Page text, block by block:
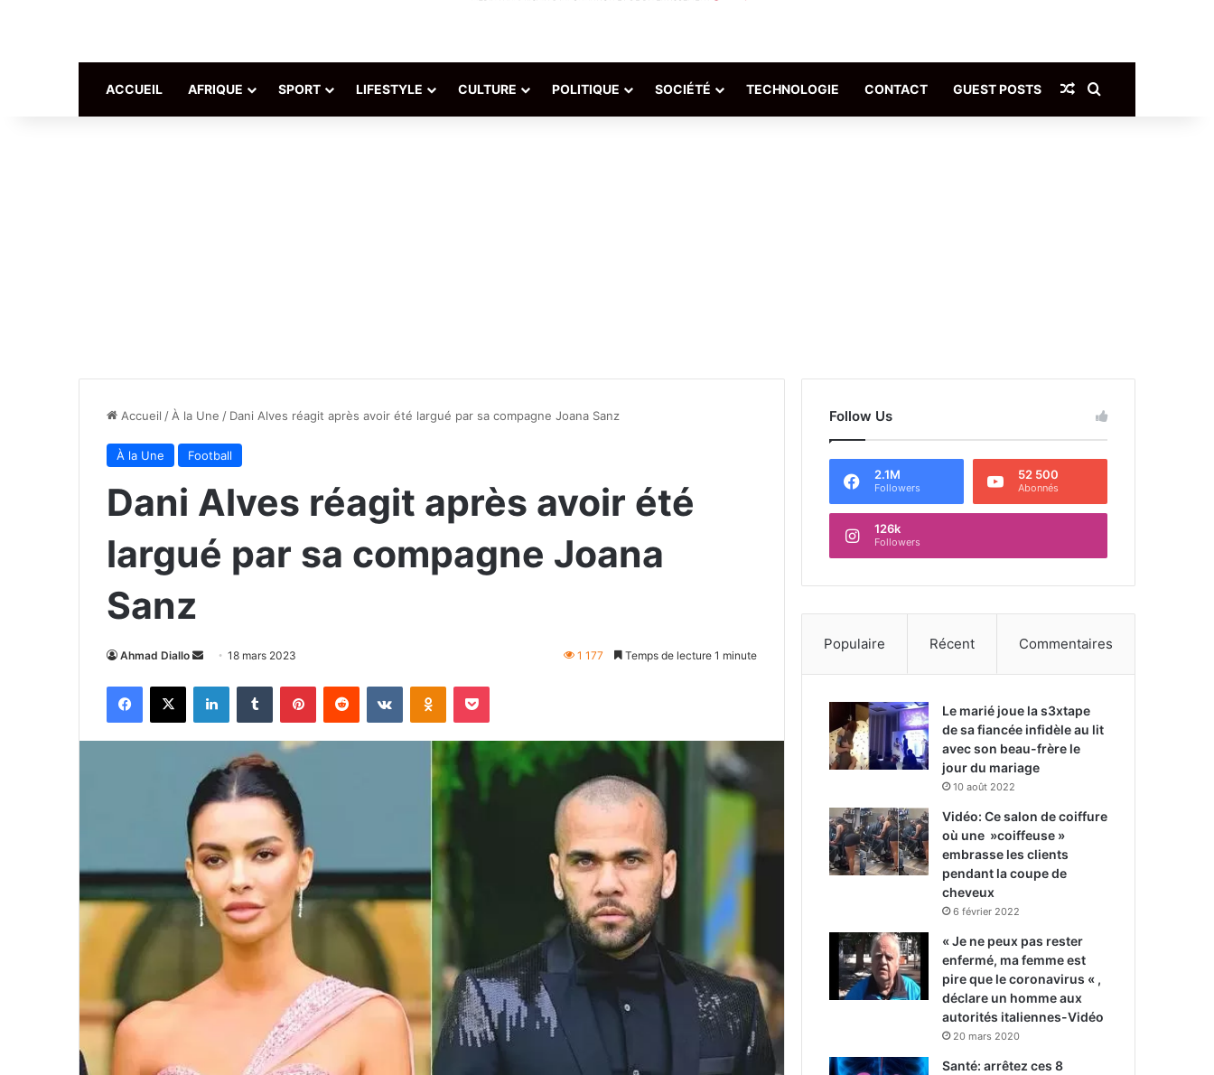
ACCUEIL AFRIQUE SPORT LIFESTYLE CULTURE POLITIQUE SOCIÉTÉ TECHNOLOGIE CONTACT GUEST POSTS Article Aléatoire
Accueil / À la Une / Dani Alves réagit après avoir été largué par sa compagne Joana Sanz
À la Une Football
Dani Alves réagit après avoir été
largué par sa compagne Joana
Sanz
Ahmad Diallo
Envoyer
courriel
18 mars 2023 1 177 Temps de lecture 1 minute
Facebook
X LinkedinTumblr PinterestReddit VKontakteOdnoklassniki
Pocket
Follow Us
2.1M
Followers
52 500
Abonnés
126k
Followers
Populaire Récent Commentaires
Le marié joue la s3xtape
de sa fiancée infidèle au lit
avec son beau-frère le
jour du mariage
10 août 2022
Vidéo: Ce salon de coiffure
où une »coiffeuse »
embrasse les clients
pendant la coupe de
cheveux
6 février 2022
« Je ne peux pas rester
enfermé, ma femme est
pire que le coronavirus « ,
déclare un homme aux
autorités italiennes-Vidéo
20 mars 2020
Santé: arrêtez ces 8